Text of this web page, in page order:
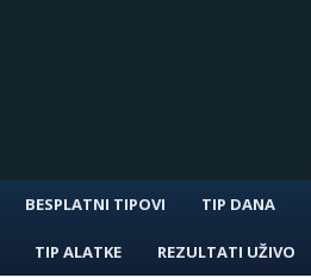
BESPLATNI TIPOVI TIP DANA
TIP ALATKE REZULTATI UŽIVO